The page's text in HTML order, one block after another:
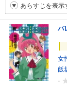
あらすじを表示
パ
女
飯
-